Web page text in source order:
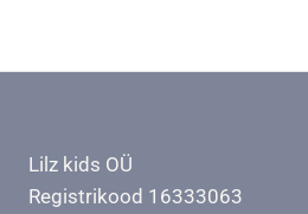
Lilz kids OÜ
Registrikood 16333063